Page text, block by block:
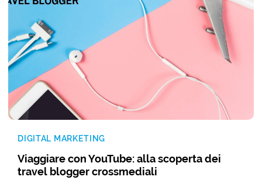
DIGITAL MARKETING
Viaggiare con YouTube: alla scoperta dei
travel blogger crossmediali